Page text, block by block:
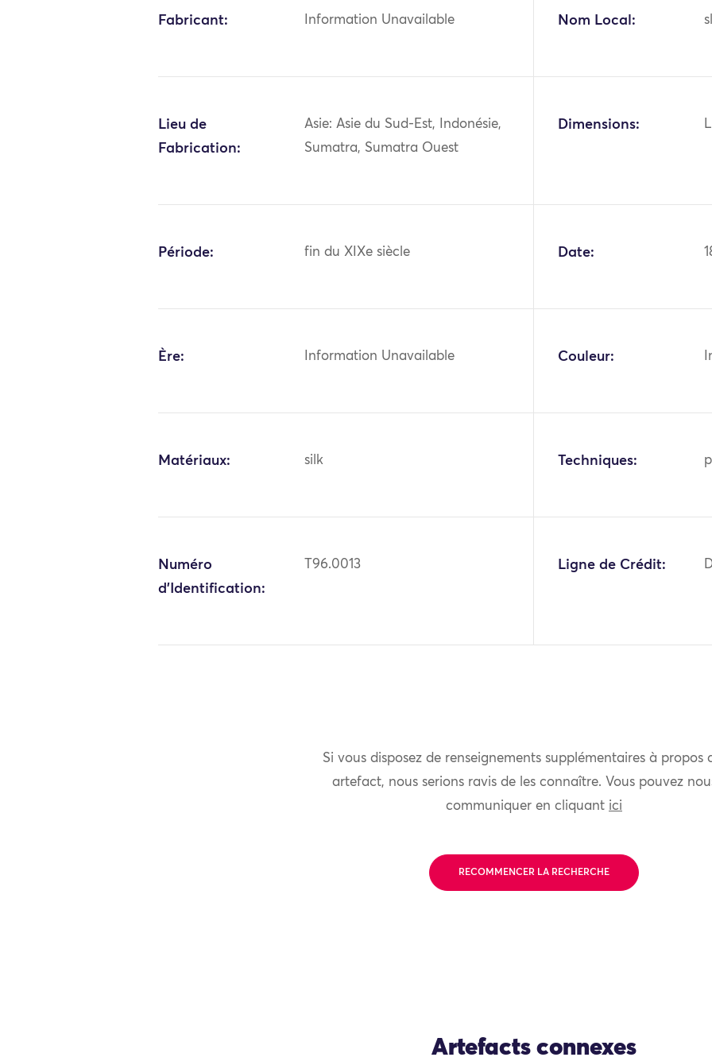
Fabricant: Information Unavailable Nom Local:
Lieu de
Fabrication:
Asie: Asie du Sud-Est, Indonésie,
Sumatra, Sumatra Ouest
Dimensions:
Période: fin du XIXe siècle Date:
Ère: Information Unavailable Couleur:
Matériaux: silk Techniques:
Numéro
d'Identification:
T96.0013 Ligne de Crédit:
Si vous disposez de renseignements supplémentaires à propos
artefact, nous serions ravis de les connaître. Vous pouvez
communiquer en cliquant ici
RECOMMENCER LA RECHERCHE
Artefacts connexes